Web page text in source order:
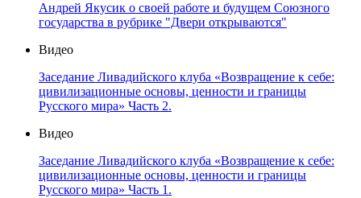
Андрей Якусик о своей работе и будущем Союзного
государства в рубрике "Двери открываются"
Видео
Заседание Ливадийского клуба «Возвращение к себе:
цивилизационные основы, ценности и границы
Русского мира» Часть 2.
Видео
Заседание Ливадийского клуба «Возвращение к себе:
цивилизационные основы, ценности и границы
Русского мира» Часть 1.